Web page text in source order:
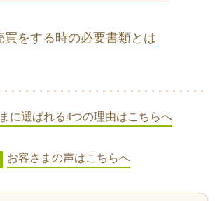
をする時の必要書類とは
に選ばれる4つの理由はこちらへ
お客さまの声はこちらへ